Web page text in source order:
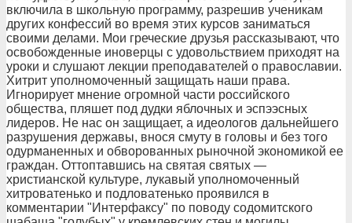
включила в школьную программу, разрешив ученикам
других конфессий во время этих курсов заниматься
своими делами. Мои греческие друзья рассказывают, что
освобожденные иноверцы с удовольствием приходят на
уроки и слушают лекции преподавателей о православии.
Хитрит уполномоченный защищать наши права.
Игнорирует мнение огромной части российского
общества, пляшет под дудки яблочных и эспээсных
лидеров. Не нас он защищает, а идеологов дальнейшего
разрушения державы, внося смуту в головы и без того
одурманенных и обворованных рыночной экономикой ее
граждан. Оттоптавшись на святая святых —
христианской культуре, лукавый уполномоченный
хитроватенько и подловатенько проявился в
комментарии "Интерфаксу" по поводу содомитского